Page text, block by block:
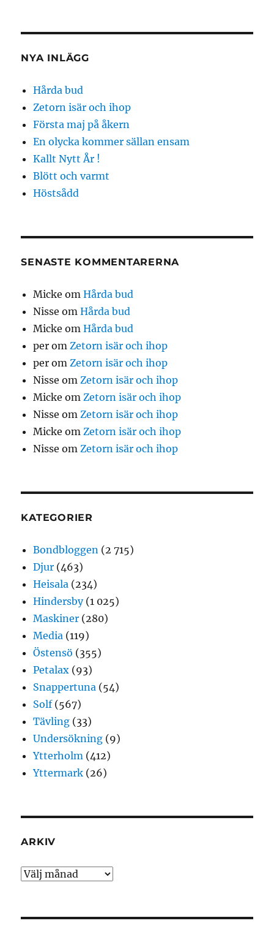
NYA INLÄGG
Hårda bud
Zetorn isär och ihop
Första maj på åkern
En olycka kommer sällan ensam
Kallt Nytt År !
Blött och varmt
Höstsådd
SENASTE KOMMENTARERNA
Micke omHårda bud
Nisse omHårda bud
Micke omHårda bud
per omZetorn isär och ihop
per omZetorn isär och ihop
Nisse omZetorn isär och ihop
Micke omZetorn isär och ihop
Nisse omZetorn isär och ihop
Micke omZetorn isär och ihop
Nisse omZetorn isär och ihop
KATEGORIER
Bondbloggen (2 715)
Djur (463)
Heisala (234)
Hindersby(1 025)
Maskiner (280)
Media (119)
Östensö (355)
Petalax (93)
Snappertuna (54)
Solf(567)
Tävling (33)
Undersökning (9)
Ytterholm (412)
Yttermark (26)
ARKIV
Arkiv